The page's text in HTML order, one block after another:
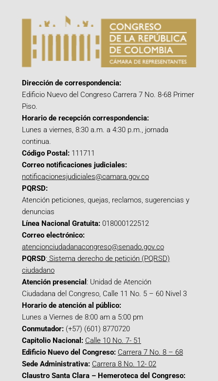
Dirección de correspondencia:
Edificio Nuevo del Congreso Carrera 7 No. 8-68 Primer
Piso.
Horario de recepción correspondencia:
Lunes a viernes, 8:30 a.m. a 4:30 p.m., jornada
continua.
Código Postal: 111711
Correo notificaciones judiciales:
notificacionesjudiciales@camara.gov.co
PQRSD:
Atención peticiones, quejas, reclamos, sugerencias y
denuncias
Línea Nacional Gratuita: 018000122512
Correo electrónico:
atencionciudadanacongreso@senado.gov.co
PQRSD: Sistema derecho de petición (PQRSD)
ciudadano
Atención presencial : Unidad de Atención
Ciudadana del Congreso, Calle 11 No. 5 – 60 Nivel 3
Horario de atención al público:
Lunes a Viernes de 8:00 am a 5:00 pm
Conmutador: (+57) (601) 8770720
Capitolio Nacional: Calle 10 No. 7- 51
Edificio Nuevo del Congreso: Carrera 7 No. 8 – 68
Sede Administrativa: Carrera 8 No. 12- 02
Claustro Santa Clara – Hemeroteca del Congreso: